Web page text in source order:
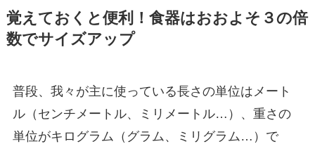
覚えておくと便利！食器はおおよそ３の倍
数でサイズアップ
普段、我々が主に使っている長さの単位はメート
ル（センチメートル、ミリメートル…）、重さの
単位がキログラム（グラム、ミリグラム…）で